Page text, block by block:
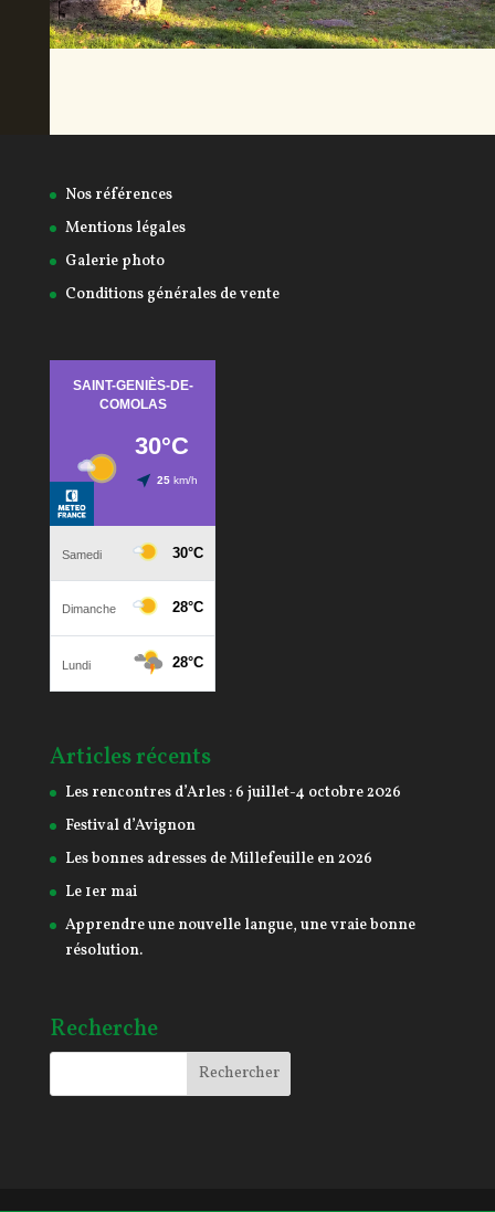
Nos références
Mentions légales
Galerie photo
Conditions générales de vente
Articles récents
Les rencontres d’Arles : 6 juillet-4 octobre 2026
Festival d’Avignon
Les bonnes adresses de Millefeuille en 2026
Le 1er mai
Apprendre une nouvelle langue, une vraie bonne
résolution.
Recherche